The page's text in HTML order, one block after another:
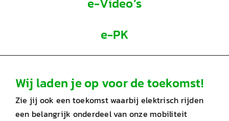
e-PK
Wij laden je op voor de toekomst!
Zie jij ook een toekomst waarbij elektrisch rijden
een belangrijk onderdeel van onze mobiliteit